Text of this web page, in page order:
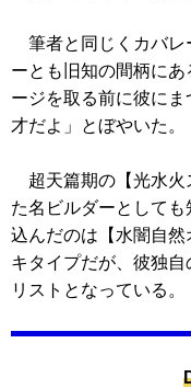
筆者と同じくカバレ
ーとも旧知の間柄に
ージを取る前に彼に
才だよ」とぼやいた。
超天篇期の【光水火
た名ビルダーとして
込んだのは【水闇自
キタイプだが、彼独
リストとなっている。